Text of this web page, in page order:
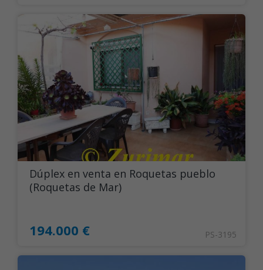
Dúplex en venta en Roquetas pueblo
(Roquetas de Mar)
194.000 € PS-3195